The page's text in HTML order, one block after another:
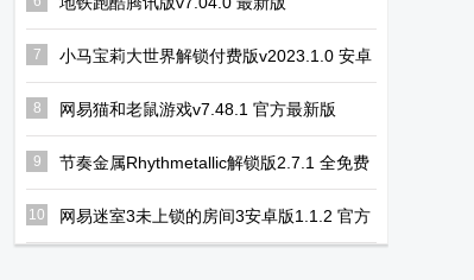
7
小马宝莉大世界解锁付费版v2023.1.0 安卓
最新版
8 网易猫和老鼠游戏v7.48.1 官方最新版
9
节奏金属Rhythmetallic解锁版2.7.1 全免费
版
10
网易迷室3未上锁的房间3安卓版1.1.2 官方
手机版